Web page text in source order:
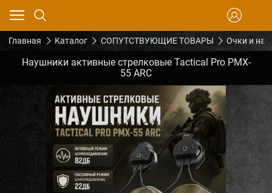
Главная Каталог СОПУТСТВУЮЩИЕ ТОВАРЫ Очки и
Наушники активные стрелковые Tactical Pro PMX-
55 ARC